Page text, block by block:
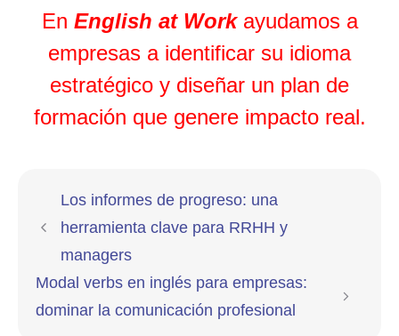
En English at Workayudamos a
empresas a identificar su idioma
estratégico y diseñar un plan de
formación que genere impacto real.
Los informes de progreso: una
herramienta clave para RRHH y
managers
Modal verbs en inglés para empresas:
dominar la comunicación profesional